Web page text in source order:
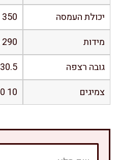
יכולת העמסה
350 ק"ג
מידות
290 x 125 x 196 ס"מ
גובה רצפה
30.5 ס"מ
צמיגים
10 x 20 אינץ